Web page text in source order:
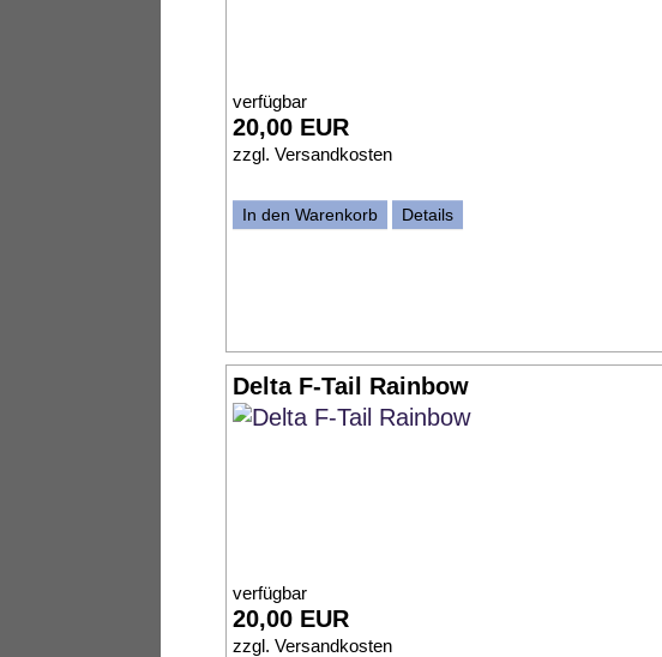
verfügbar
20,00 EUR
zzgl.Versandkosten
In den Warenkorb Details
Delta F-Tail Rainbow
verfügbar
20,00 EUR
zzgl.Versandkosten